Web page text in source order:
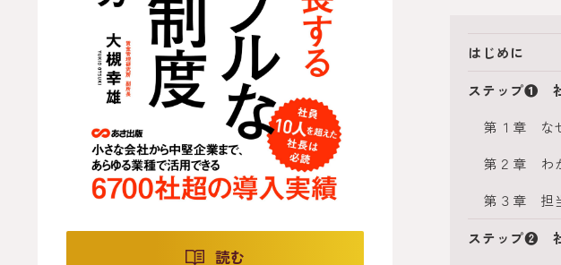
読む
はじめに
ステップ❶ 社
第１章 な
第２章 わ
第３章 担
ステップ❷ 社